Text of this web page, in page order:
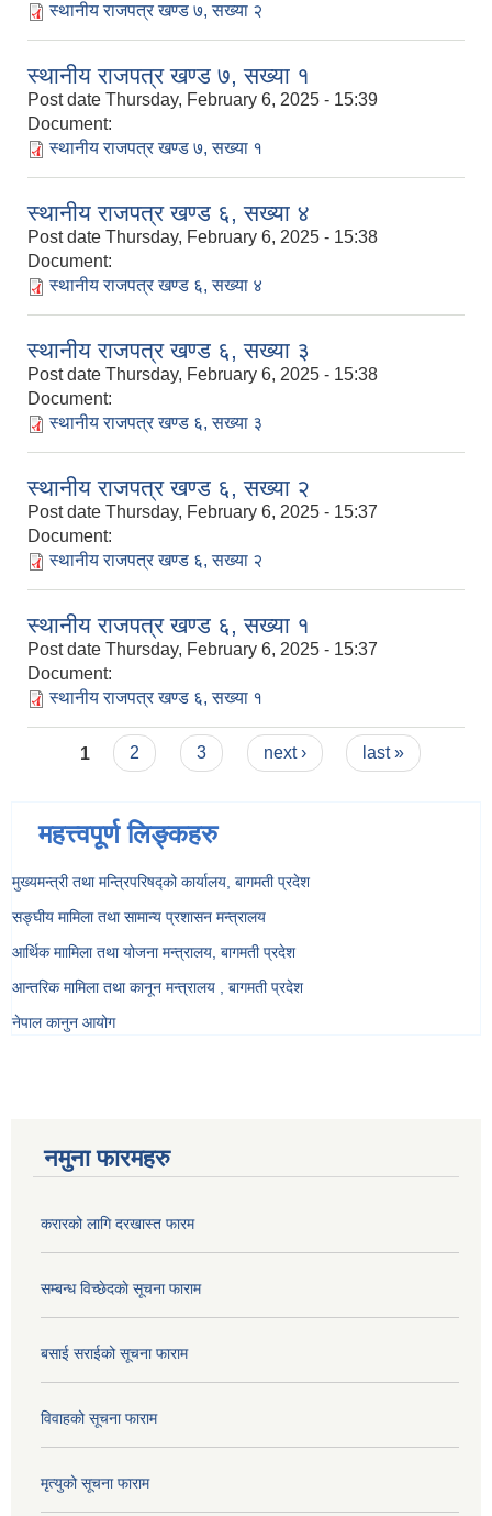
स्थानीय राजपत्र खण्ड ७, सख्या २
स्थानीय राजपत्र खण्ड ७, सख्या १
Post date Thursday, February 6, 2025 - 15:39
Document:
स्थानीय राजपत्र खण्ड ७, सख्या १
स्थानीय राजपत्र खण्ड ६, सख्या ४
Post date Thursday, February 6, 2025 - 15:38
Document:
स्थानीय राजपत्र खण्ड ६, सख्या ४
स्थानीय राजपत्र खण्ड ६, सख्या ३
Post date Thursday, February 6, 2025 - 15:38
Document:
स्थानीय राजपत्र खण्ड ६, सख्या ३
स्थानीय राजपत्र खण्ड ६, सख्या २
Post date Thursday, February 6, 2025 - 15:37
Document:
स्थानीय राजपत्र खण्ड ६, सख्या २
स्थानीय राजपत्र खण्ड ६, सख्या १
Post date Thursday, February 6, 2025 - 15:37
Document:
स्थानीय राजपत्र खण्ड ६, सख्या १
Pages
1 2 3 next › last »
महत्त्वपूर्ण लिङ्कहरु
मुख्यमन्त्री तथा मन्त्रिपरिषद्को कार्यालय, बागमती प्रदेश
सङ्‍घीय मामिला तथा सामान्य प्रशासन मन्त्रालय
आर्थिक माामिला तथा योजना मन्त्रालय, बागमती प्रदेश
आन्तरिक मामिला तथा कानून मन्त्रालय , बागमती प्रदेश
नेपाल कानुन आयोग
नमुना फारमहरु
करारको लागि दरखास्त फारम
सम्बन्ध विच्छेदकाे सूचना फाराम
बसाई सराईको सूचना फाराम
विवाहको सूचना फाराम
मृत्युको सूचना फाराम